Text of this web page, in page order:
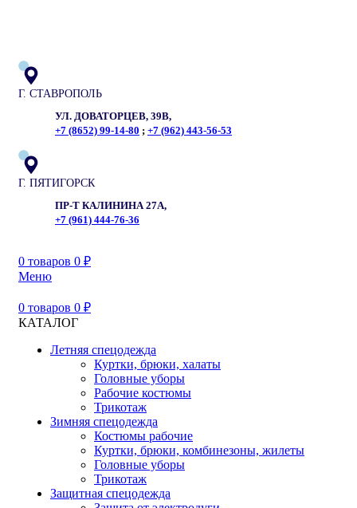
Г. СТАВРОПОЛЬ
УЛ. ДОВАТОРЦЕВ, 39В,
+7 (8652) 99-14-80 ; +7 (962) 443-56-53
Г. ПЯТИГОРСК
ПР-Т КАЛИНИНА 27А,
+7 (961) 444-76-36
0 товаров 0 ₽
Меню
0 товаров 0 ₽
КАТАЛОГ
Летняя спецодежда
Куртки, брюки, халаты
Головные уборы
Рабочие костюмы
Трикотаж
Зимняя спецодежда
Костюмы рабочие
Куртки, брюки, комбинезоны, жилеты
Головные уборы
Трикотаж
Защитная спецодежда